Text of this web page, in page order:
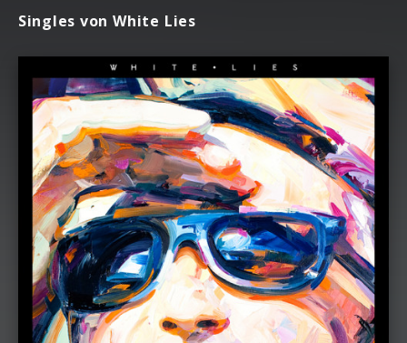
Singles von White Lies